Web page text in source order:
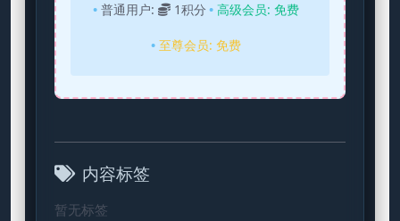
普通用户: 1积分 高级会员: 免费
至尊会员: 免费
内容标签
暂无标签